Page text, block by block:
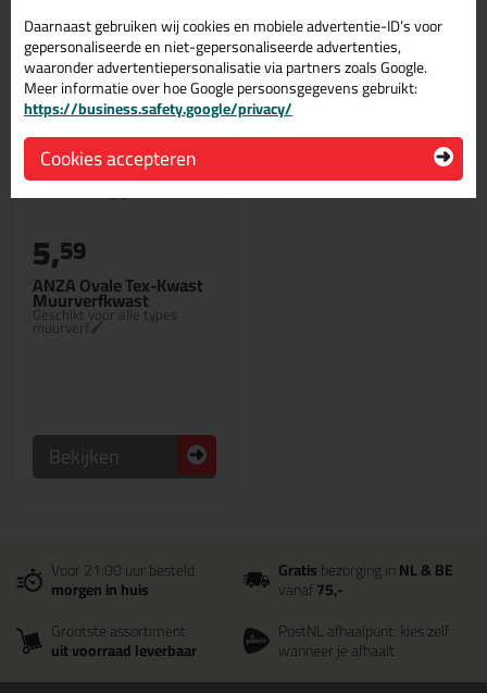
ANZA Ovale Tex-Kwast
Muurverfkwast
Geschikt voor alle types
muurverf🖌
5,59
Bekijken
Voor 21:00 uur besteld
morgen in huis
Gratisbezorging inNL & BE
vanaf75,-
Grootste assortiment
uit voorraad leverbaar
PostNL afhaalpunt: kies zelf
wanneer je afhaalt
Daarnaast gebruiken wij cookies en mobiele advertentie-ID’s voor
gepersonaliseerde en niet-gepersonaliseerde advertenties,
waaronder advertentiepersonalisatie via partners zoals Google.
Meer informatie over hoe Google persoonsgegevens gebruikt:
https://business.safety.google/privacy/
Cookies accepteren